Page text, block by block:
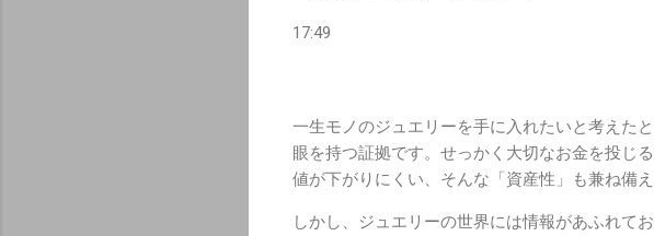
17:49
一生モノのジュエリーを手に入れたいと考えた
眼を持つ証拠です。せっかく大切なお金を投じ
値が下がりにくい、そんな「資産性」も兼ね備
しかし、ジュエリーの世界には情報があふれて